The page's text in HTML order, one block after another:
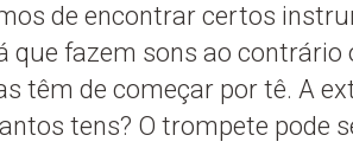
de encontrar certos
que fazem sons ao contrário
têm de começar por tê. A
tens? O trompete pode